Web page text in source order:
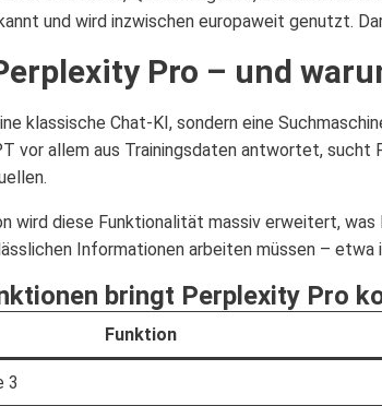
und wird inzwischen europaweit genutzt.
Pro – und
klassische Chat-KI, sondern eine
vor allem aus Trainingsdaten antwortet,
wird diese Funktionalität massiv erweitert,
Informationen arbeiten müssen – etwa
bringt Perplexity Pro
Funktion
3